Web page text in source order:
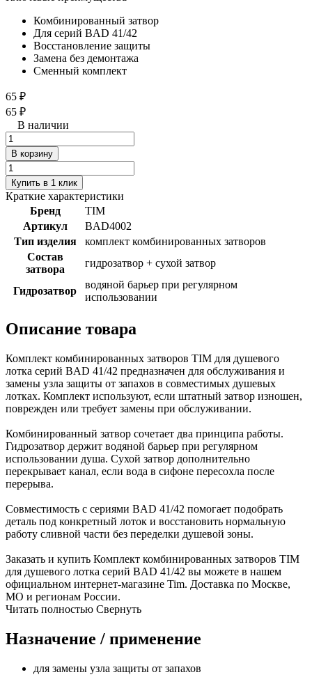
Комбинированный затвор
Для серий BAD 41/42
Восстановление защиты
Замена без демонтажа
Сменный комплект
65 ₽
65 ₽
В наличии
В корзину
Купить в 1 клик
Краткие характеристики
Бренд
TIM
Артикул
BAD4002
Тип изделия
комплект комбинированных затворов
Состав
затвора
гидрозатвор + сухой затвор
Гидрозатвор
водяной барьер при регулярном
использовании
Описание товара
Комплект комбинированных затворов TIM для душевого
лотка серий BAD 41/42 предназначен для обслуживания и
замены узла защиты от запахов в совместимых душевых
лотках. Комплект используют, если штатный затвор изношен,
поврежден или требует замены при обслуживании.
Комбинированный затвор сочетает два принципа работы.
Гидрозатвор держит водяной барьер при регулярном
использовании душа. Сухой затвор дополнительно
перекрывает канал, если вода в сифоне пересохла после
перерыва.
Совместимость с сериями BAD 41/42 помогает подобрать
деталь под конкретный лоток и восстановить нормальную
работу сливной части без переделки душевой зоны.
Заказать и купить Комплект комбинированных затворов TIM
для душевого лотка серий BAD 41/42 вы можете в нашем
официальном интернет-магазине Tim. Доставка по Москве,
МО и регионам России.
Читать полностью Свернуть
Назначение / применение
для замены узла защиты от запахов